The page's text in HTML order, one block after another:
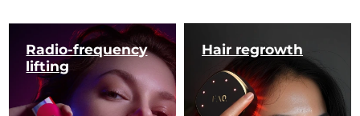
Radio-frequency
lifting
Hair regrowth